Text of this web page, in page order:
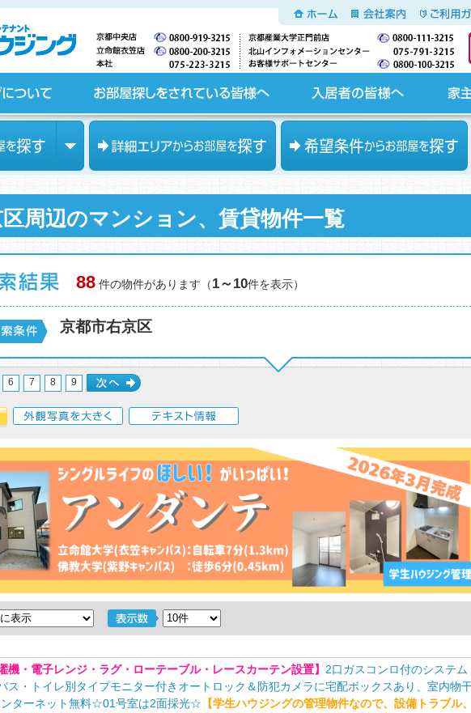
ホーム 会社案内 ご利用ガ
す エリアからお部屋を探す 希望条件からお部屋を探す
周辺のマンション、賃貸物件一覧
88 件の物件があります（1～10件を表示）
京都市右京区
6 7 8
9
機・電子レンジ・ラグ・ローテーブル・レースカーテン設置】 2口ガスコンロ付のシステム
ス・トイレ別タイプモニター付きオートロック＆防犯カメラに宅配ボックスあり、室内物
ンターネット無料☆01号室は2面採光☆ 【学生ハウジングの管理物件なので、設備トラブル、